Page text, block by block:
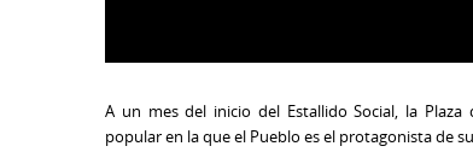
A un mes del inicio del Estallido Social, la
popular en la que el Pueblo es el protagonista de